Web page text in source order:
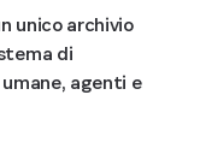
unico archivio
di
agenti e